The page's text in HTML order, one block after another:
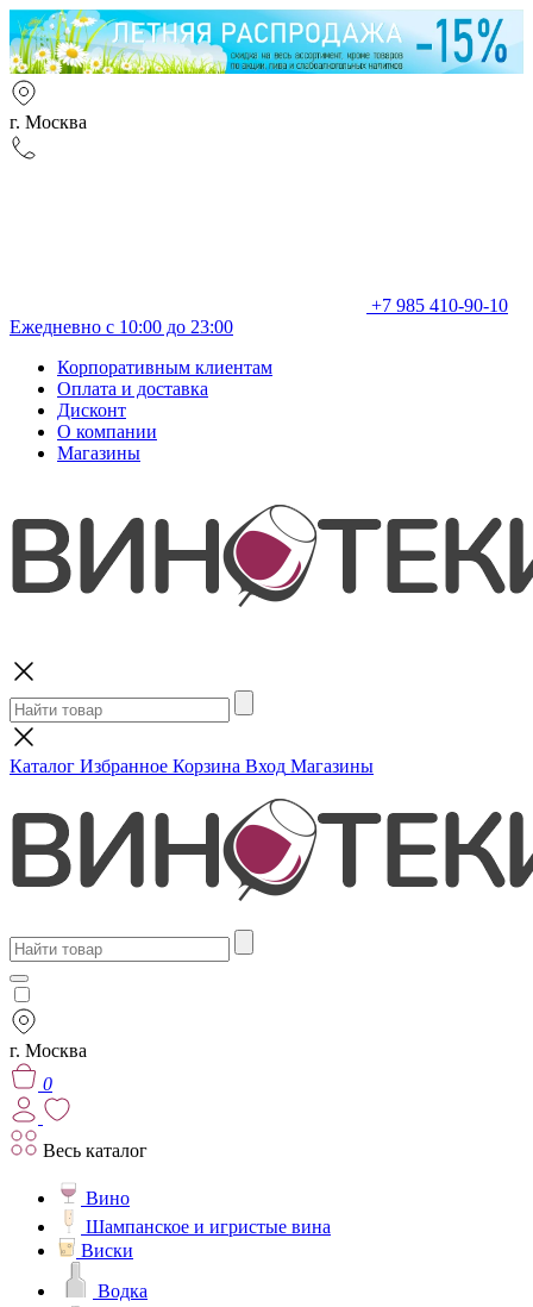
г. Москва
+7 985 410-90-10
Ежедневно с 10:00 до 23:00
Корпоративным клиентам
Оплата и доставка
Дисконт
О компании
Магазины
Каталог Избранное Корзина Вход Магазины
г. Москва
0
Весь каталог
Вино
Шампанское и игристые вина
Виски
Водка